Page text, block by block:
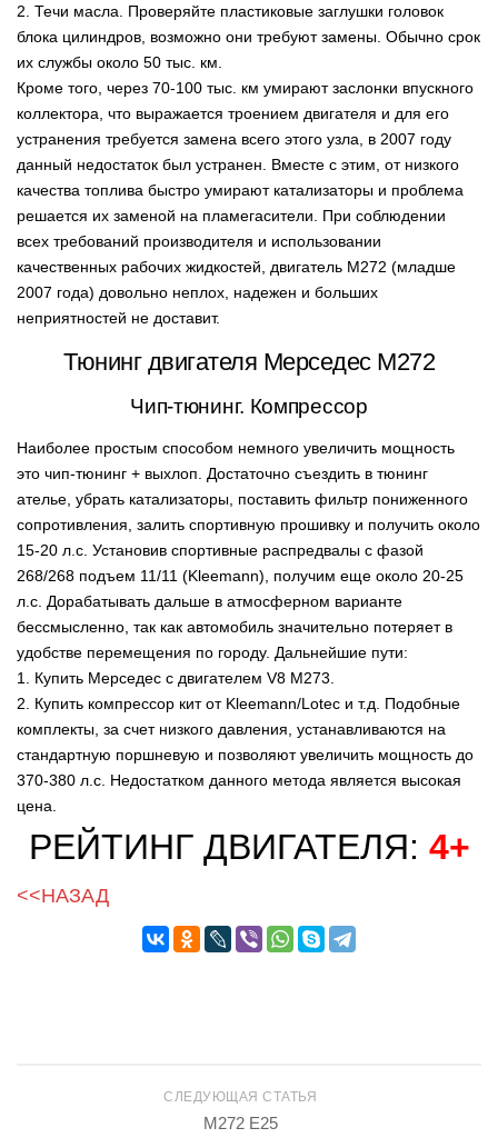
2. Течи масла. Проверяйте пластиковые заглушки головок
блока цилиндров, возможно они требуют замены. Обычно срок
их службы около 50 тыс. км.
Кроме того, через 70-100 тыс. км умирают заслонки впускного
коллектора, что выражается троением двигателя и для его
устранения требуется замена всего этого узла, в 2007 году
данный недостаток был устранен. Вместе с этим, от низкого
качества топлива быстро умирают катализаторы и проблема
решается их заменой на пламегасители. При соблюдении
всех требований производителя и использовании
качественных рабочих жидкостей, двигатель М272 (младше
2007 года) довольно неплох, надежен и больших
неприятностей не доставит.
Тюнинг двигателя Мерседес М272
Чип-тюнинг. Компрессор
Наиболее простым способом немного увеличить мощность
это чип-тюнинг + выхлоп. Достаточно съездить в тюнинг
ателье, убрать катализаторы, поставить фильтр пониженного
сопротивления, залить спортивную прошивку и получить около
15-20 л.с. Установив спортивные распредвалы с фазой
268/268 подъем 11/11 (Kleemann), получим еще около 20-25
л.с. Дорабатывать дальше в атмосферном варианте
бессмысленно, так как автомобиль значительно потеряет в
удобстве перемещения по городу. Дальнейшие пути:
1. Купить Мерседес с двигателем V8 M273.
2. Купить компрессор кит от Kleemann/Lotec и т.д. Подобные
комплекты, за счет низкого давления, устанавливаются на
стандартную поршневую и позволяют увеличить мощность до
370-380 л.с. Недостатком данного метода является высокая
цена.
РЕЙТИНГ ДВИГАТЕЛЯ: 4+
<<НАЗАД
СЛЕДУЮЩАЯ СТАТЬЯ
M272 E25